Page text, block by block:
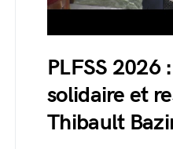
PLFSS 2026
solidaire et
Thibault